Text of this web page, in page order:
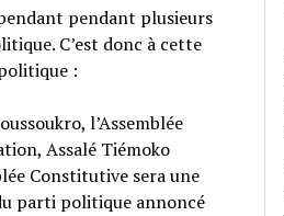
pendant plusieurs
C’est donc à cette
:
l’Assemblée
Assalé Tiémoko
Constitutive sera une
parti politique annoncé